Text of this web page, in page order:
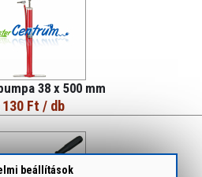
beállítások
38 x 500 mm
130 Ft / db